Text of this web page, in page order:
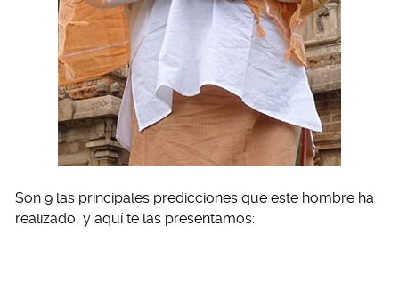
Son 9 las principales predicciones que este hombre ha
realizado, y aquí te las presentamos: